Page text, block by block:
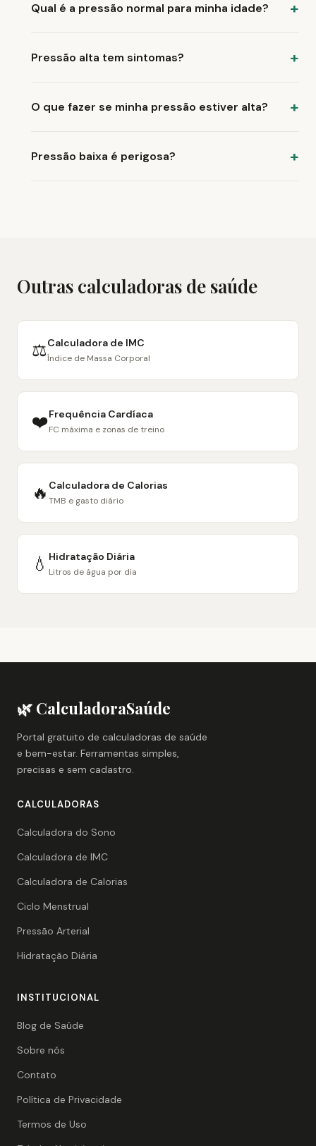
Qual é a pressão normal para minha idade?
Pressão alta tem sintomas?
O que fazer se minha pressão estiver alta?
Pressão baixa é perigosa?
Outras calculadoras de saúde
⚖️Calculadora de IMC
Índice de Massa Corporal
❤️Frequência Cardíaca
FC máxima e zonas de treino
🔥 Calculadora de Calorias
TMB e gasto diário
💧 Hidratação Diária
Litros de água por dia
🌿 CalculadoraSaúde
Portal gratuito de calculadoras de saúde
e bem-estar. Ferramentas simples,
precisas e sem cadastro.
CALCULADORAS
Calculadora do Sono
Calculadora de IMC
Calculadora de Calorias
Ciclo Menstrual
Pressão Arterial
Hidratação Diária
INSTITUCIONAL
Blog de Saúde
Sobre nós
Contato
Política de Privacidade
Termos de Uso